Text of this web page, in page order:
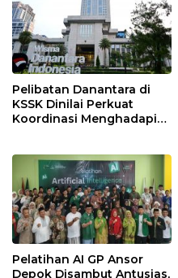
Pelibatan Danantara di
KSSK Dinilai Perkuat
Koordinasi Menghadapi
Pelatihan AI GP Ansor
Depok Disambut Antusias,